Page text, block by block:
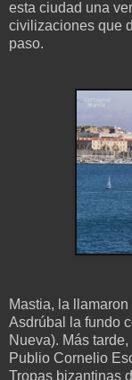
esta ciudad una
civilizaciones que
paso.
Mastia, la
Asdrúbal la fundo
Nueva). Más
Publio Cornelio
Tropas bizantinas